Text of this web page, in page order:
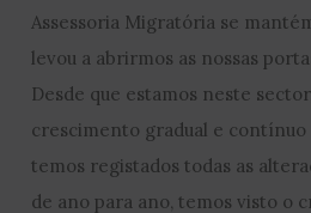
Assessoria Migratória se
levou a abrirmos as nossas
Desde que estamos neste
crescimento gradual e
temos registados todas as
de ano para ano, temos visto o